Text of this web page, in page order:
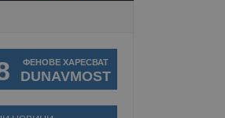
ФЕНОВЕ ХАРЕСВАТ
DUNAVMOST